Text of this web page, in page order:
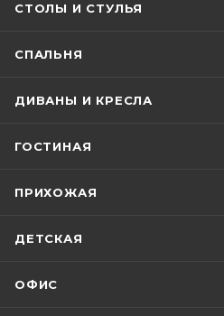
СТОЛЫ И СТУЛЬЯ
СПАЛЬНЯ
ДИВАНЫ И КРЕСЛА
ГОСТИНАЯ
ПРИХОЖАЯ
ДЕТСКАЯ
ОФИС